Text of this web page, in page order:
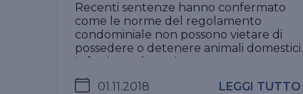
Recenti sentenze hanno confermato
come le norme del regolamento
condominiale non possono vietare di
possedere o detenere animali domestici.
Infatti, non è possi ...
01.11.2018
LEGGI TUTTO